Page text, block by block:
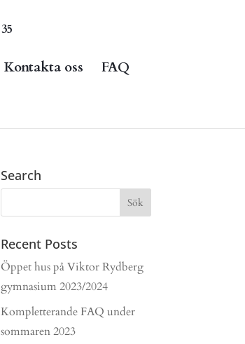
35
Kontakta oss
FAQ
Search
Recent Posts
Öppet hus på Viktor Rydberg
gymnasium 2023/2024
Kompletterande FAQ under
sommaren 2023